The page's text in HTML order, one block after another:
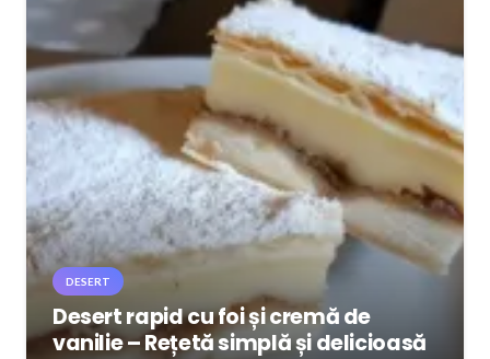
DESERT
Desert rapid cu foi și cremă de
vanilie – Rețetă simplă și delicioasă